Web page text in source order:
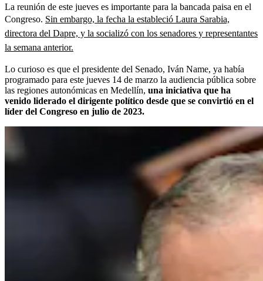
La reunión de este jueves es importante para la bancada paisa en el
Congreso. Sin embargo, la fecha la estableció Laura Sarabia,
directora del Dapre, y la socializó con los senadores y representantes
la semana anterior.
Lo curioso es que el presidente del Senado, Iván Name, ya había
programado para este jueves 14 de marzo la audiencia pública sobre
las regiones autonómicas en Medellín, una iniciativa que ha
venido liderado el dirigente político desde que se convirtió en el
líder del Congreso en julio de 2023.